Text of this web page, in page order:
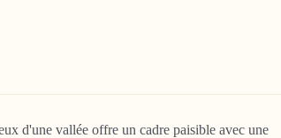
d'une vallée offre un cadre paisible avec une